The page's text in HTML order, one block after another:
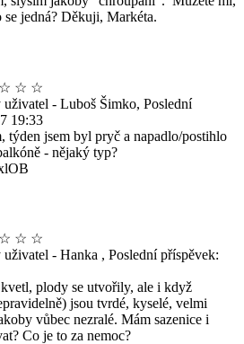
jedná? Děkuji, Markéta.
☆ ☆ ☆
- Luboš Šimko, Poslední
19:33
týden jsem byl pryč a napadlo/postihlo
- nějaký typ?
☆ ☆ ☆
- Hanka , Poslední příspěvek:
plody se utvořily, ale i když
jsou tvrdé, kyselé, velmi
vůbec nezralé. Mám sazenice i
Co je to za nemoc?